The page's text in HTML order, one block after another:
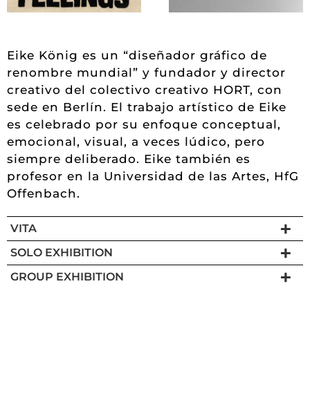
Eike König es un “diseñador gráfico de
renombre mundial” y fundador y director
creativo del colectivo creativo HORT, con
sede en Berlín. El trabajo artístico de Eike
es celebrado por su enfoque conceptual,
emocional, visual, a veces lúdico, pero
siempre deliberado. Eike también es
profesor en la Universidad de las Artes, HfG
Offenbach.
VITA
SOLO EXHIBITION
GROUP EXHIBITION